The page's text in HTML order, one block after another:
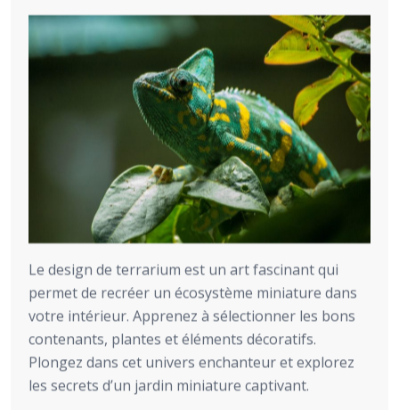
Le design de terrarium est un art fascinant qui
permet de recréer un écosystème miniature dans
votre intérieur. Apprenez à sélectionner les bons
contenants, plantes et éléments décoratifs.
Plongez dans cet univers enchanteur et explorez
les secrets d’un jardin miniature captivant.